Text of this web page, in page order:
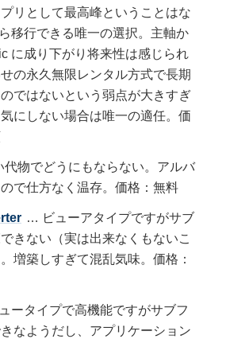
リとして最高峰ということはな
移行できる唯一の選択。主軸か
に成り下がり将来性は感じられ
の永久無限レンタル方式で長期
ではないという弱点が大きすぎ
にしない場合は唯一の適任。価
物でどうにもならない。アルバ
で仕方なく温存。価格：無料
… ビューアタイプですがサブ
きない（実は出来なくもないこ
増築しすぎて混乱気味。価格：
ータイプで高機能ですがサブフ
なようだし、アプリケーション